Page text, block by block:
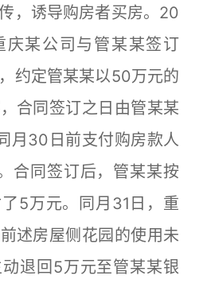
，诱导购房者买房。20
某公司与管某某签订
约定管某某以50万元的
合同签订之日由管某某
月30日前支付购房款人
合同签订后，管某某按
5万元。同月31日，重
述房屋侧花园的使用未
退回5万元至管某某银